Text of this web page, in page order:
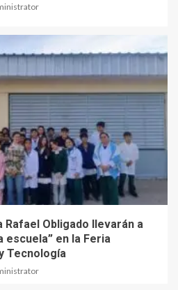
Rafael Obligado llevarán a
escuela” en la Feria
Tecnología